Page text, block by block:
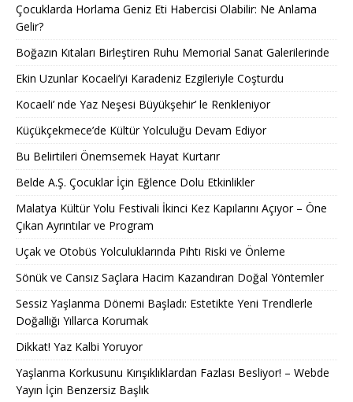
Çocuklarda Horlama Geniz Eti Habercisi Olabilir: Ne Anlama
Gelir?
Boğazın Kıtaları Birleştiren Ruhu Memorial Sanat Galerilerinde
Ekin Uzunlar Kocaeli’yi Karadeniz Ezgileriyle Coşturdu
Kocaeli’ nde Yaz Neşesi Büyükşehir’ le Renkleniyor
Küçükçekmece’de Kültür Yolculuğu Devam Ediyor
Bu Belirtileri Önemsemek Hayat Kurtarır
Belde A.Ş. Çocuklar İçin Eğlence Dolu Etkinlikler
Malatya Kültür Yolu Festivali İkinci Kez Kapılarını Açıyor – Öne
Çıkan Ayrıntılar ve Program
Uçak ve Otobüs Yolculuklarında Pıhtı Riski ve Önleme
Sönük ve Cansız Saçlara Hacim Kazandıran Doğal Yöntemler
Sessiz Yaşlanma Dönemi Başladı: Estetikte Yeni Trendlerle
Doğallığı Yıllarca Korumak
Dikkat! Yaz Kalbi Yoruyor
Yaşlanma Korkusunu Kırışıklıklardan Fazlası Besliyor! – Webde
Yayın İçin Benzersiz Başlık